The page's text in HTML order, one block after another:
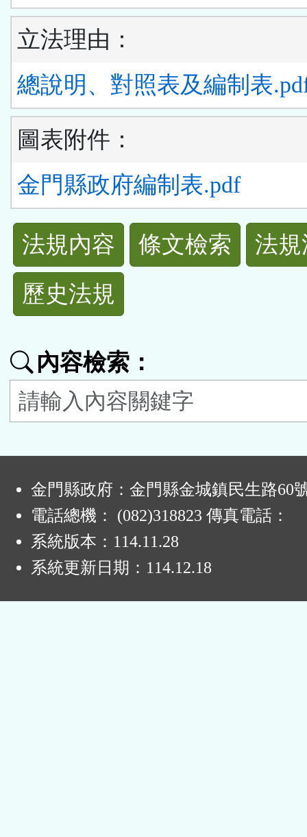
立法理由：
總說明、對照表及編制表
圖表附件：
金門縣政府編制表.pdf
法
規
功
按
鈕
法規內容 條文檢索
法
歷史法規
內容檢索：
金門縣政府：金門縣金城鎮民生路60
電話總機： (082)318823 傳真電話：
系統版本： 114.11.28
系統更新日期： 114.12.18